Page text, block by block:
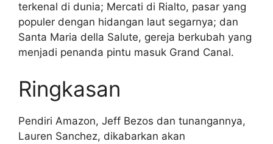
terkenal di dunia; Mercati di Rialto, pasar yang
populer dengan hidangan laut segarnya; dan
Santa Maria della Salute, gereja berkubah yang
menjadi penanda pintu masuk Grand Canal.
Ringkasan
Pendiri Amazon, Jeff Bezos dan tunangannya,
Lauren Sanchez, dikabarkan akan